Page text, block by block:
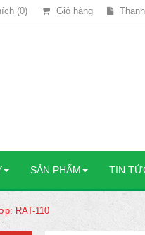
(0) Giỏ hàng
SẢN PHẨM TIN
RAT-110